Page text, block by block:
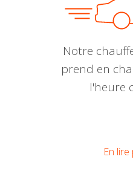
Notre
prend en
l'heure
En lire